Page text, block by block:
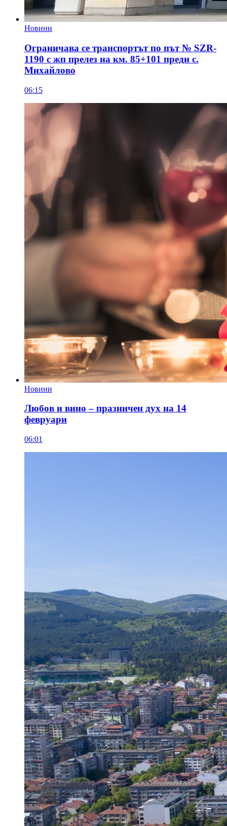
Новини
Ограничава се транспортът по път № SZR-
1190 с жп прелез на км. 85+101 преди с.
Михайлово
06:15
Новини
Любов и вино – празничен дух на 14
февруари
06:01